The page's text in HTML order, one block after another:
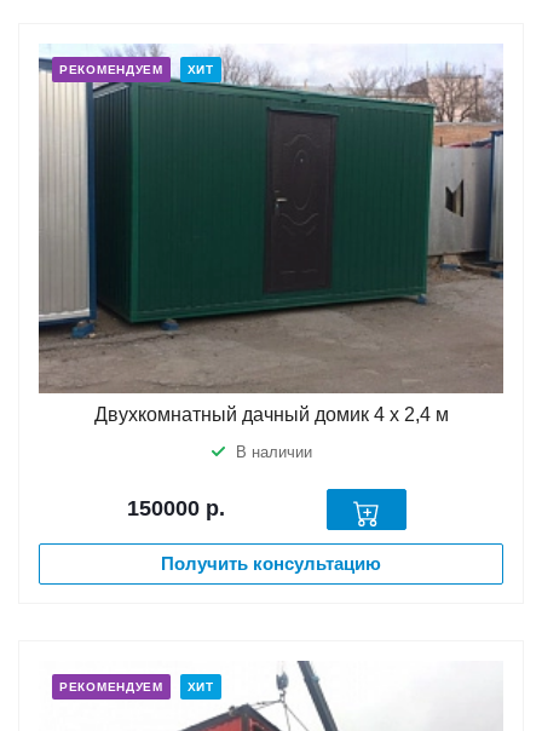
РЕКОМЕНДУЕМ ХИТ
Двухкомнатный дачный домик 4 х 2,4 м
В наличии
150000 р.
Получить консультацию
РЕКОМЕНДУЕМ ХИТ